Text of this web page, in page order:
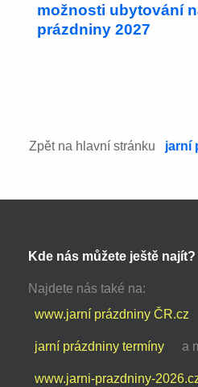
možnosti ubytování
prázdniny 2027
Zpět na hlavní stránku jarní
Kde nás můžete ještě najít?
Najdete nás také na:
www.jarní prázdniny ČR.cz
jarní prázdniny termíny a
www.jarni-prazdniny-